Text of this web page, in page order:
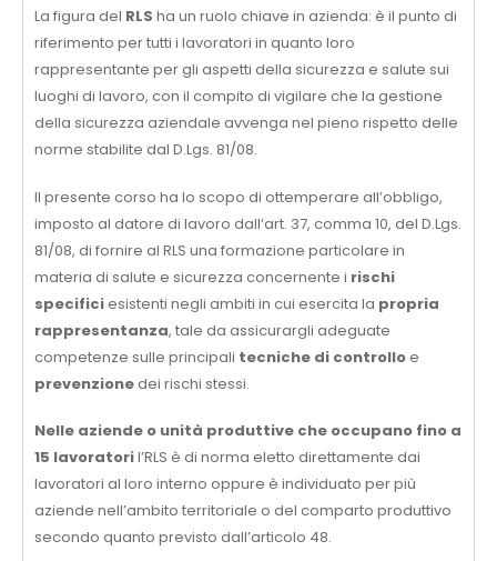
La figura del RLS ha un ruolo chiave in azienda: è il punto di
riferimento per tutti i lavoratori in quanto loro
rappresentante per gli aspetti della sicurezza e salute sui
luoghi di lavoro, con il compito di vigilare che la gestione
della sicurezza aziendale avvenga nel pieno rispetto delle
norme stabilite dal D.Lgs. 81/08.
Il presente corso ha lo scopo di ottemperare all’obbligo,
imposto al datore di lavoro dall’art. 37, comma 10, del D.Lgs.
81/08, di fornire al RLS una formazione particolare in
materia di salute e sicurezza concernente i rischi
specifici esistenti negli ambiti in cui esercita la propria
rappresentanza, tale da assicurargli adeguate
competenze sulle principali tecniche di controllo e
prevenzionedei rischi stessi.
Nelle aziende o unità produttive che occupano fino a
15 lavoratoril’RLS è di norma eletto direttamente dai
lavoratori al loro interno oppure è individuato per più
aziende nell’ambito territoriale o del comparto produttivo
secondo quanto previsto dall’articolo 48.